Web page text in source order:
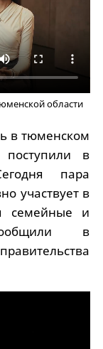
области
в тюменском
в
пара
участвует в
семейные и
в